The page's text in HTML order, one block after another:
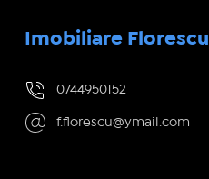
Imobiliare Florescu
0744950152
f.florescu@ymail.com